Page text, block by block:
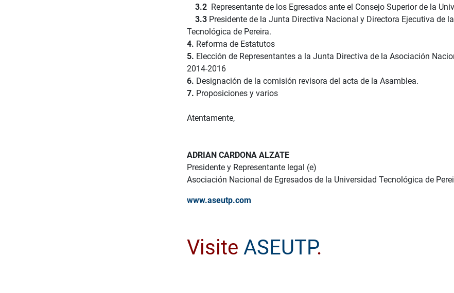
3.2 Representante de los Egresados ante el Consejo Superior de la
3.3 Presidente de la Junta Directiva Nacional y Directora Ejecutiva de
Tecnológica de Pereira.
4. Reforma de Estatutos
5. Elección de Representantes a la Junta Directiva de la Asociación
2014-2016
6. Designación de la comisión revisora del acta de la Asamblea.
7. Proposiciones y varios
Atentamente,
ADRIAN CARDONA ALZATE
Presidente y Representante legal (e)
Asociación Nacional de Egresados de la Universidad Tecnológica de
www.aseutp.com
Visite ASEUTP.